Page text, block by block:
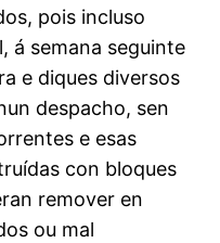
pois incluso
á semana seguinte
e diques diversos
despacho, sen
e esas
con bloques
remover en
ou mal